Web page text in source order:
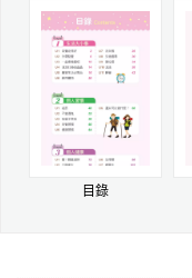
目錄